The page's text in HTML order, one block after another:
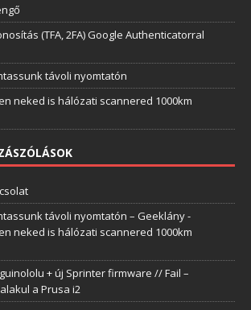
(TFA, 2FA) Google Authenticatorral
távoli nyomtatón
neked is hálózati scannered 1000km
távoli nyomtatón – Geeklány-
neked is hálózati scannered 1000km
+ új Sprinter firmware // Fail –
a Prusa i2